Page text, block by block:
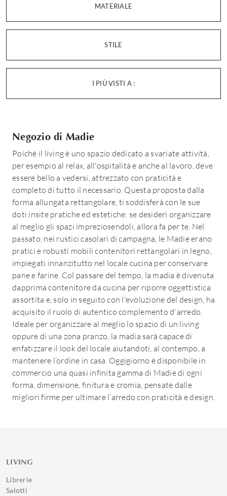
MATERIALE
STILE
I PIÙ VISTI A :
Negozio di Madie
Poiché il living è uno spazio dedicato a svariate attività,
per esempio al relax, all'ospitalità e anche al lavoro, deve
essere bello a vedersi, attrezzato con praticità e
completo di tutto il necessario. Questa proposta dalla
forma allungata rettangolare, ti soddisferà con le sue
doti insite pratiche ed estetiche: se desideri organizzare
al meglio gli spazi impreziosendoli, allora fa per te. Nel
passato, nei rustici casolari di campagna, le Madie erano
pratici e robusti mobili contenitori rettangolari in legno,
impiegati innanzitutto nel locale cucina per conservare
pane e farine. Col passare del tempo, la madia è divenuta
dapprima contenitore da cucina per riporre oggettistica
assortita e, solo in seguito con l'evoluzione del design, ha
acquisito il ruolo di autentico complemento d'arredo.
Ideale per organizzare al meglio lo spazio di un living
oppure di una zona pranzo, la madia sarà capace di
enfatizzare il look del locale aiutandoti, al contempo, a
mantenere l’ordine in casa. Oggigiorno è disponibile in
commercio una quasi infinita gamma di Madie di ogni
forma, dimensione, finitura e cromia, pensate dalle
migliori firme per ultimare l’arredo con praticità e design.
LIVING
Librerie
Salotti